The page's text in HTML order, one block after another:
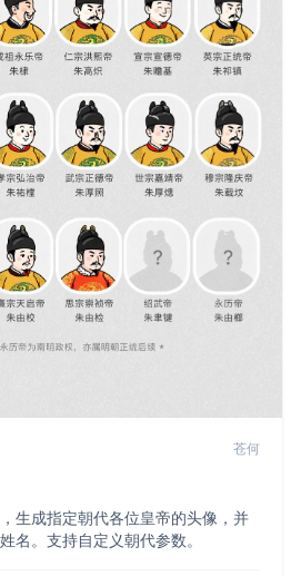
苍何
生成指定朝代各位皇帝的头像，并
名。支持自定义朝代参数。